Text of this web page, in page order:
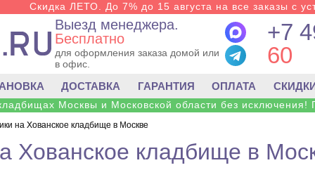
Скидка ЛЕТО. До 7% до 15 августа на все заказы с
Выезд менеджера.
Бесплатно
для оформления заказа домой или
в офис.
+7
60
ДОСТАВКА ГАРАНТИЯ ОПЛАТА
Москвы и Московской области без исключения!
на Хованское кладбище в Москве
Хованское кладбище в